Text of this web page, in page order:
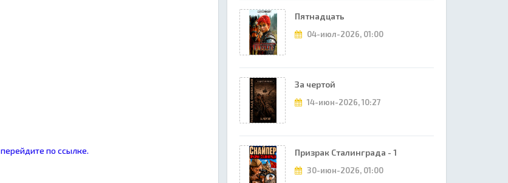
перейдите по ссылке.
Пятнадцать
04-июл-2026, 01:00
За чертой
14-июн-2026, 10:27
Призрак Сталинграда - 1
30-июн-2026, 01:00